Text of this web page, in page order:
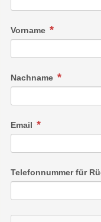
Vorname
Nachname
Email
Telefonnummer für